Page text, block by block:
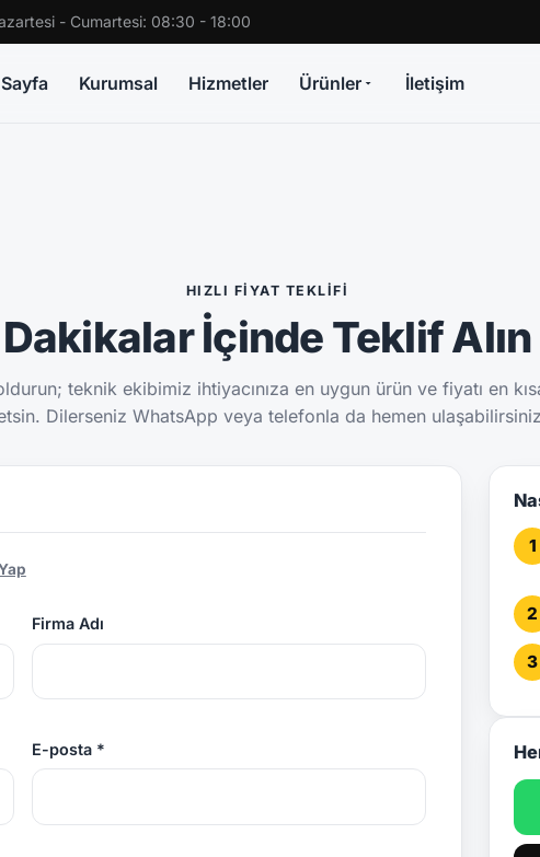
- Cumartesi: 08:30 - 18:00
Kurumsal Hizmetler Ürünler İletişim
HIZLI FIYAT TEKLIFI
Dakikalar İçinde Teklif Alın
teknik ekibimiz ihtiyacınıza en uygun ürün ve fiyatı en
Dilerseniz WhatsApp veya telefonla da hemen
Firma Adı
E-posta *
1
2
3